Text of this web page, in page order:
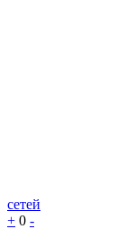
сетей
+ 0 -